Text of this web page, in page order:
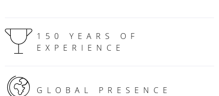
150 YEARS OF
EXPERIENCE
GLOBAL PRESENCE